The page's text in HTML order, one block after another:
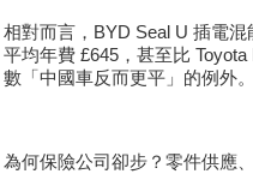
相對而言，BYD Seal U 插電混
平均年費 £645，甚至比
數「中國車反而更平」的例外。
為何保險公司卻步？零件供應